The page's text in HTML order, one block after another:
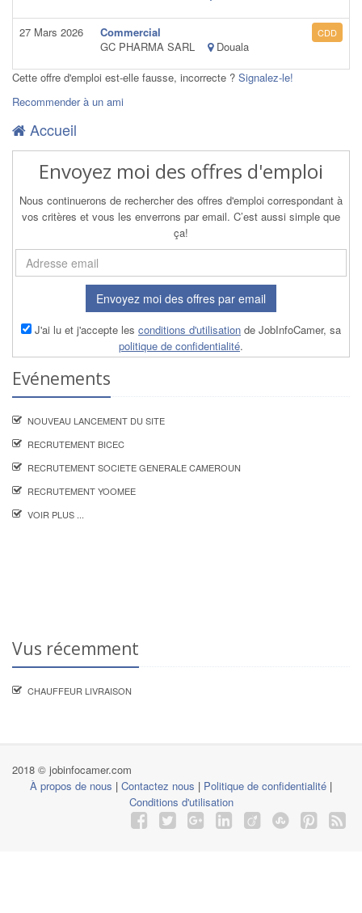
27 Mars 2026
Commercial
GC PHARMA SARL
Douala
CDD
Cette offre d'emploi est-elle fausse, incorrecte ? Signalez-le!
Recommender à un ami
Accueil
Envoyez moi des offres d'emploi
Nous continuerons de rechercher des offres d'emploi correspondant à
vos critères et vous les enverrons par email. C’est aussi simple que
ça!
Envoyez moi des offres par email
J'ai lu et j'accepte les conditions d'utilisation de JobInfoCamer, sa
politique de confidentialité.
Evénements
NOUVEAU LANCEMENT DU SITE
RECRUTEMENT BICEC
RECRUTEMENT SOCIETE GENERALE CAMEROUN
RECRUTEMENT YOOMEE
VOIR PLUS ...
Vus récemment
CHAUFFEUR LIVRAISON
2018 © jobinfocamer.com
À propos de nous | Contactez nous | Politique de confidentialité |
Conditions d'utilisation